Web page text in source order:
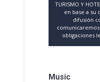
TURISMO Y
en base a su
difusión
obligaciones
Music